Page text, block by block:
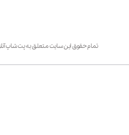
تمام حقوق این سایت متعلق به پت شاپ